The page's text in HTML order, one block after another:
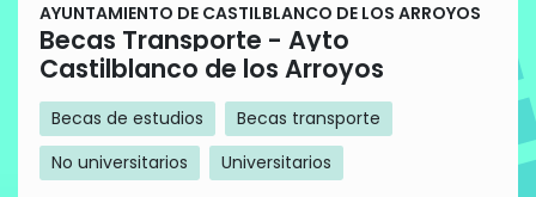
AYUNTAMIENTO DE CASTILBLANCO DE LOS ARROYOS
Becas Transporte - Ayto
Castilblanco de los Arroyos
Becas de estudios
Becas transporte
No universitarios
Universitarios